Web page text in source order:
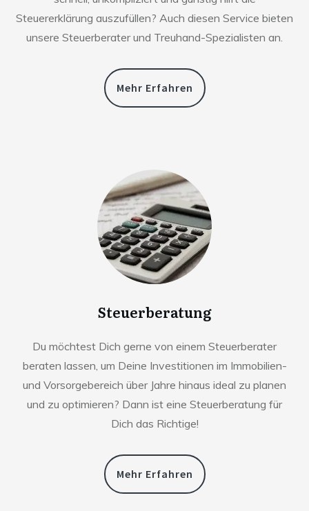
Steuererklärung auszufüllen? Auch diesen Service bieten
unsere Steuerberater und Treuhand-Spezialisten an.
Mehr Erfahren
Steuerberatung
Du möchtest Dich gerne von einem Steuerberater
beraten lassen, um Deine Investitionen im Immobilien-
und Vorsorgebereich über Jahre hinaus ideal zu planen
und zu optimieren? Dann ist eine Steuerberatung für
Dich das Richtige!
Mehr Erfahren